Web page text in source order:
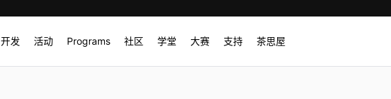
开发 活动 Programs 社区 学堂 大赛 支持 茶思屋